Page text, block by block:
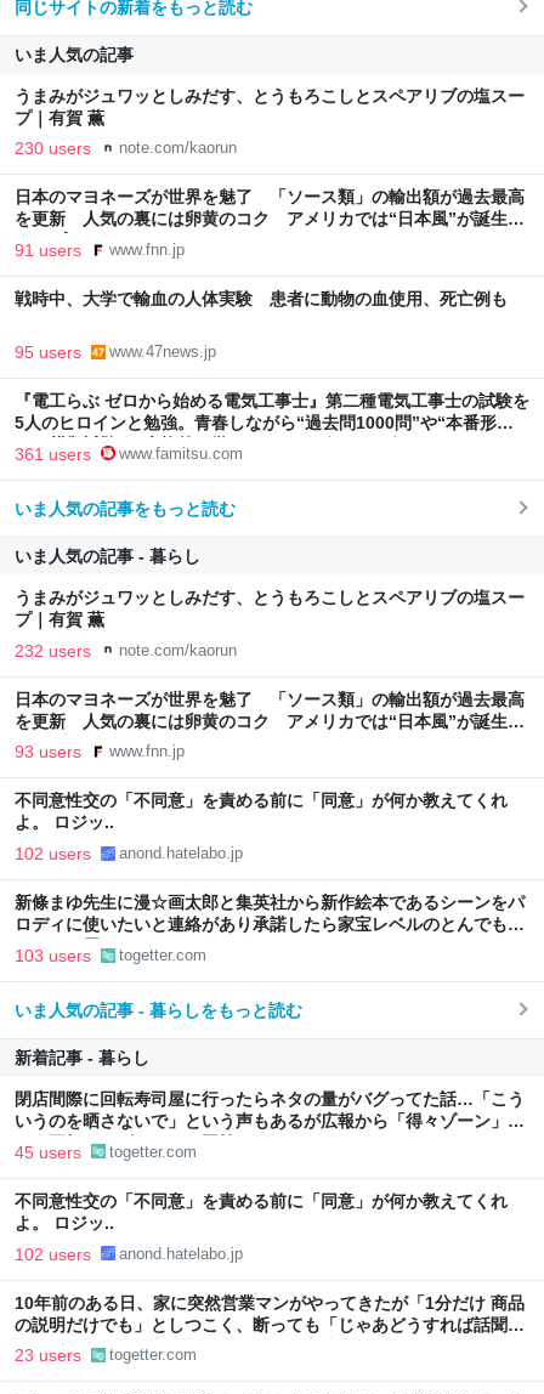
同じサイトの新着をもっと読む
いま人気の記事
うまみがジュワッとしみだす、とうもろこしとスペアリブの塩スー
プ｜有賀 薫
230 users note.com/kaorun
日本のマヨネーズが世界を魅了 「ソース類」の輸出額が過去最高
を更新 人気の裏には卵黄のコク アメリカでは“日本風”が誕生｜
FNNプライムオンライン
91 users www.fnn.jp
戦時中、大学で輸血の人体実験 患者に動物の血使用、死亡例も
95 users www.47news.jp
『電工らぶ ゼロから始める電気工事士』第二種電気工事士の試験を
5人のヒロインと勉強。青春しながら“過去問1000問”や“本番形式
CBT模擬試験”で本格的に学べるノベルゲーム | ゲーム・エンタメ
361 users www.famitsu.com
いま人気の記事をもっと読む
いま人気の記事 - 暮らし
うまみがジュワッとしみだす、とうもろこしとスペアリブの塩スー
プ｜有賀 薫
232 users note.com/kaorun
日本のマヨネーズが世界を魅了 「ソース類」の輸出額が過去最高
を更新 人気の裏には卵黄のコク アメリカでは“日本風”が誕生｜
FNNプライムオンライン
93 users www.fnn.jp
不同意性交の「不同意」を責める前に「同意」が何か教えてくれ
よ。 ロジッ..
102 users anond.hatelabo.jp
新條まゆ先生に漫☆画太郎と集英社から新作絵本であるシーンをパ
ロディに使いたいと連絡があり承諾したら家宝レベルのとんでもな
いものが届いた
103 users togetter.com
いま人気の記事 - 暮らしをもっと読む
新着記事 - 暮らし
閉店間際に回転寿司屋に行ったらネタの量がバグってた話…「こう
いうのを晒さないで」という声もあるが広報から「得々ゾーン」と
いう正規サービスだとの回答も
45 users togetter.com
不同意性交の「不同意」を責める前に「同意」が何か教えてくれ
よ。 ロジッ..
102 users anond.hatelabo.jp
10年前のある日、家に突然営業マンがやってきたが「1分だけ 商品
の説明だけでも」としつこく、断っても「じゃあどうすれば話聞い
てくれますか」と言われたので、ある方法で解決することに
23 users togetter.com